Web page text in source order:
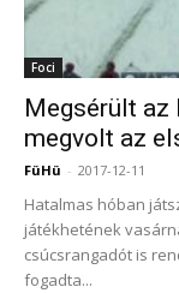
Foci
Megsérült az
megvolt az
FüHü - 2017-12-11
Hatalmas hóban
játékhetének
csúcsrangadót is
fogadta...